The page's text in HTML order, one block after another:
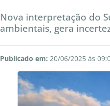
Nova interpretação do
ambientais, gera
Publicado em: 20/06/2025 às